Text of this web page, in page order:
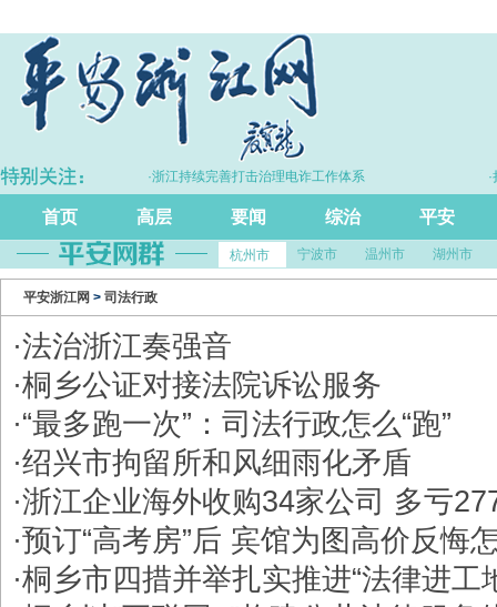
·浙江持续完善打击治理电诈工作体系 ·拦
首页 高层 要闻 综治 平安
杭州市 宁波市 温州市 湖州市
平安浙江网 > 司法行政
·法治浙江奏强音
·桐乡公证对接法院诉讼服务
·“最多跑一次”：司法行政怎么“跑”
·绍兴市拘留所和风细雨化矛盾
·浙江企业海外收购34家公司 多亏
·预订“高考房”后 宾馆为图高价反悔
·桐乡市四措并举扎实推进“法律进工